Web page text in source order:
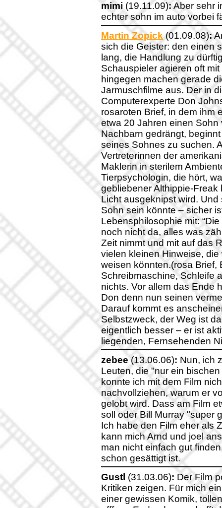
mimi (19.11.09):Aber sehr
echter sohn im auto vorbei
Martin Zopick(01.09.08):
sich die Geister: den einen
lang, die Handlung zu
Schauspieler agieren oft
hingegen machen gerade
Jarmuschfilme aus. Der in
Computerexperte Don
rosaroten Brief, in dem ihm
etwa 20 Jahren einen
Nachbarn gedrängt,
seines Sohnes zu suchen.
Vertreterinnen der
Maklerin in sterilem
Tierpsychologin, die hört,
gebliebener Althippie-
Licht ausgeknipst wird.
Sohn sein könnte – sicher
Lebensphilosophie mit:
noch nicht da, alles was
Zeit nimmt und mit auf das
vielen kleinen Hinweise,
weisen könnten.(rosa Brief,
Schreibmaschine, Schleife
nichts. Vor allem das Ende
Don denn nun seinen
Darauf kommt es
Selbstzweck, der Weg ist
eigentlich besser – er ist
liegenden, Fernsehenden
zebee(13.06.06): Nun, ich
Leuten, die "nur ein
konnte ich mit dem Film
nachvollziehen, warum er
gelobt wird. Dass am Film
soll oder Bill Murray "super
Ich habe den Film eher als
kann mich Arnd und joel
man nicht einfach gut
schon gesättigt ist.
Gustl (31.03.06): Der Film
Kritiken zeigen. Für mich
einer gewissen Komik,